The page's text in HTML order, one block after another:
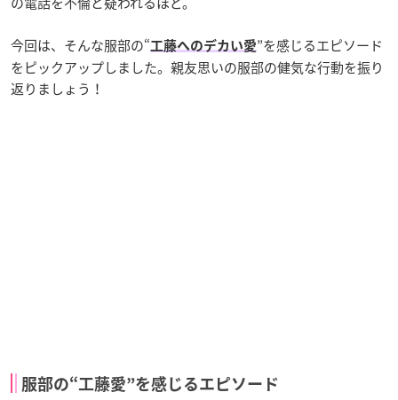
今回は、そんな服部の“工藤へのデカい愛”を感じるエピソード
をピックアップしました。親友思いの服部の健気な行動を振り
返りましょう！
服部の“工藤愛”を感じるエピソード